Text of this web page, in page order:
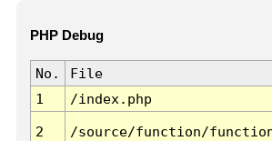
PHP Debug
No. File
1
/index.php
2 /source/function/